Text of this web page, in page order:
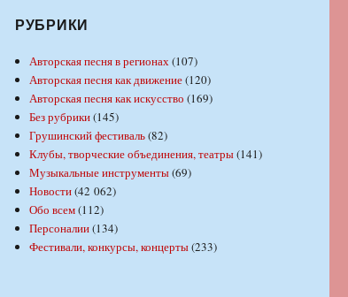
РУБРИКИ
Авторская песня в регионах(107)
Авторская песня как движение(120)
Авторская песня как искусство (169)
Без рубрики(145)
Грушинский фестиваль(82)
Клубы, творческие объединения, театры(141)
Музыкальные инструменты(69)
Новости(42 062)
Обо всем(112)
Персоналии(134)
Фестивали, конкурсы, концерты(233)